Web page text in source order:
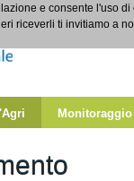
Monitoraggio
e consente l'uso
riceverli ti invitiamo a